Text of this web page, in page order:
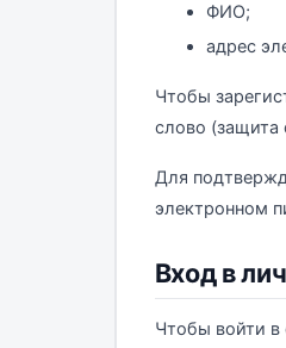
ФИО;
адрес
Чтобы
слово (защита
Для
электронном
Вход в
Чтобы войти в